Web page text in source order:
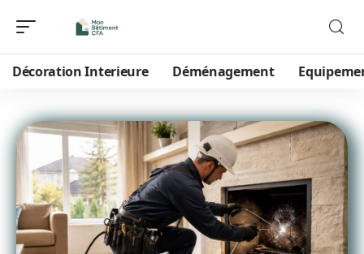
Décoration Interieure Déménagement